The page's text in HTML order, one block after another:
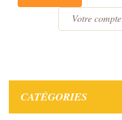
Votre compte
CATÉGORIES